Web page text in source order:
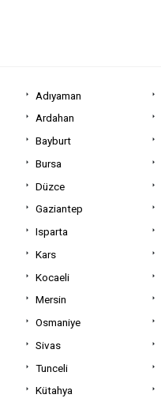
Adıyaman
Ardahan
Bayburt
Bursa
Düzce
Gaziantep
Isparta
Kars
Kocaeli
Mersin
Osmaniye
Sivas
Tunceli
Kütahya